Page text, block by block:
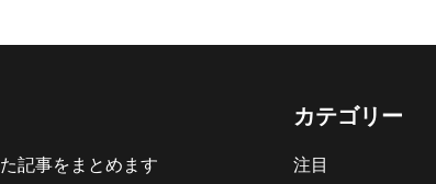
記事をまとめます
カテゴリー
注目